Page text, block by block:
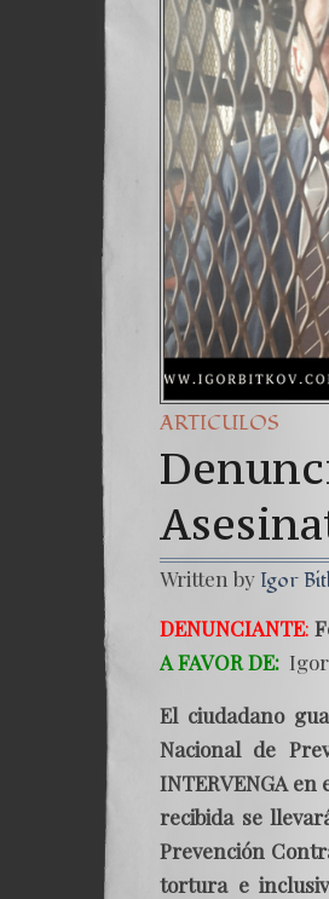
ARTICULOS
Written by Igor
DENUNCIANTE:
A FAVOR DE:
El ciudadano
Nacional de
INTERVENGA
recibida se
Prevención
tortura e